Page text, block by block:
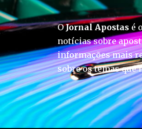
OJornal Apostas é
notícias sobre
informações mais
sobre os temas